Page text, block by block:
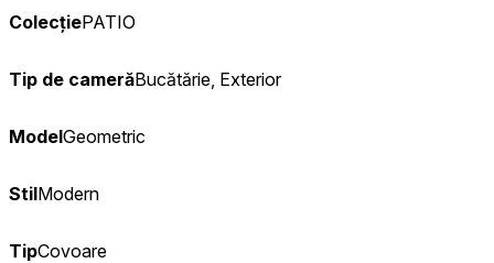
ColecțiePATIO
Tip de camerăBucătărie, Exterior
ModelGeometric
StilModern
TipCovoare